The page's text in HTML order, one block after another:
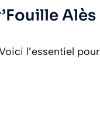
Alès
l’essentiel pour